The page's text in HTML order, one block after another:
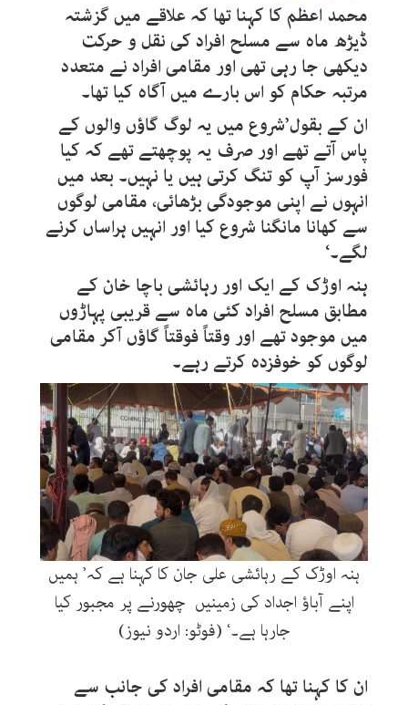
محمد اعظم کا کہنا تھا کہ علاقے میں گزشتہ
ڈیڑھ ماہ سے مسلح افراد کی نقل و حرکت
دیکھی جا رہی تھی اور مقامی افراد نے متعدد
مرتبہ حکام کو اس بارے میں آگاہ کیا تھا۔
ان کے بقول’شروع میں یہ لوگ گاؤں والوں کے
پاس آتے تھے اور صرف یہ پوچھتے تھے کہ کیا
فورسز آپ کو تنگ کرتی ہیں یا نہیں۔ بعد میں
انہوں نے اپنی موجودگی بڑھائی، مقامی لوگوں
سے کھانا مانگنا شروع کیا اور انہیں ہراساں کرنے
لگے۔‘
ہنہ اوڑک کے ایک اور رہائشی باچا خان کے
مطابق مسلح افراد کئی ماہ سے قریبی پہاڑوں
میں موجود تھے اور وقتاً فوقتاً گاؤں آکر مقامی
لوگوں کو خوفزدہ کرتے رہے۔
ہنہ اوڑک کے رہائشی علی جان کا کہنا ہے کہ’ ہمیں
اپنے آباؤ اجداد کی زمینیں چھورنے پر مجبور کیا
جارہا ہے۔‘ (فوٹو: اردو نیوز)
ان کا کہنا تھا کہ مقامی افراد کی جانب سے